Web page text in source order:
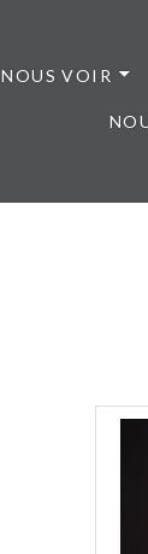
NOUS VOIR